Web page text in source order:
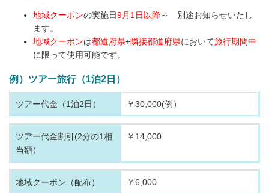
地域クーポンの実施日9月1日以降～ 別途お知らせいたし
ます。
地域クーポンは都道府県+隣接都道府県において旅行期間中
に限って使用可能です。
例）ツアー旅行（1泊2日）
ツアー代金（1泊2日） ￥30,000(例）
ツアー代金割引 (2分の1相
当額）
￥14,000
地域クーポン（配布） ￥6,000